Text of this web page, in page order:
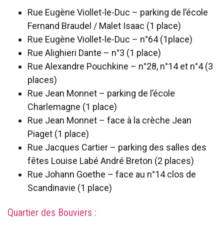
Rue Eugène Viollet-le-Duc – parking de l’école
Fernand Braudel / Malet Isaac (1 place)
Rue Eugène Viollet-le-Duc – n°64 (1place)
Rue Alighieri Dante – n°3 (1 place)
Rue Alexandre Pouchkine – n°28, n°14 et n°4 (3
places)
Rue Jean Monnet – parking de l’école
Charlemagne (1 place)
Rue Jean Monnet – face à la crèche Jean
Piaget (1 place)
Rue Jacques Cartier – parking des salles des
fêtes Louise Labé André Breton (2 places)
Rue Johann Goethe – face au n°14 clos de
Scandinavie (1 place)
Quartier des Bouviers :